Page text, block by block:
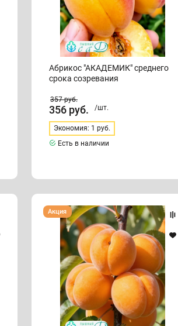
Абрикос "АКАДЕМИК" среднего
срока созревания
357руб.
356 руб. /шт.
Экономия: 1 руб.
Есть в наличии
Абрикос
"АЛЬФА"
среднеранний,
самоплодный
Акция